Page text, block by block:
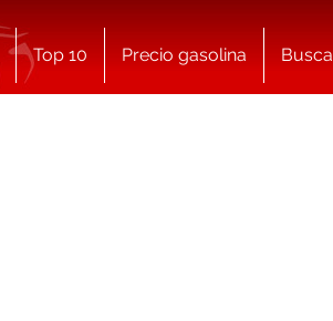
Top 10 Precio gasolina